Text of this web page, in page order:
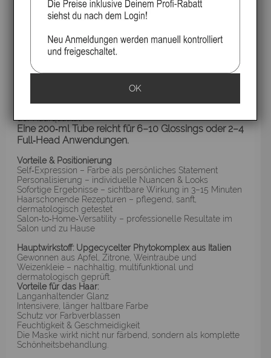
Rückgaberecht
MOOD PAINT COLOR MASK – Professionelle Farbpflege
& Ausdruckskraft
Die MOOD Paint Color Mask ist eine intensiv pflegende
temporäre Farbeffekte ermöglicht.
der Haarqualität.
Eine 200‑ml Tube reicht für 6–10 Glossings oder 2–4
Full‑Head Anwendungen.
Vorteile & Positionierung
Self‑Expression – Farbe als persönliches Statement
Personalisierung – individuelle Nuancen & Looks
Sofortige Ergebnisse – sichtbare Wirkung in 3–15 Minuten
Haarschonende Rezepturen – pflegend, sanft,
dermatologisch getestet
Salon‑to‑Home‑Versatility – professionelle Resultate im
Salon und zu Hause
Hauptwirkstoff: Upgecycelter Phytokomplex aus Italien
Gewonnen aus Apfel, Zitrone, Weintraube und
Weizenkleie – nachhaltig, multifunktional und
dermatologisch geprüft.
Vorteile für das Haar:
Langanhaltender Glanz
Intensivere, länger haltbare Farbe
Schutz vor Farbverblassen
Feuchtigkeit & Geschmeidigkeit
Die Maske wirkt nicht nur färbend, sondern als komplette
Schönheitsbehandlung.
OK